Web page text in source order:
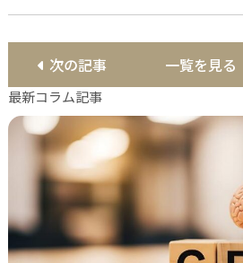
次の記事 一覧を見る
最新コラム記事